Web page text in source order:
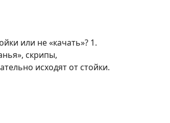
или не «качать»? 1.
скрипы,
исходят от стойки.